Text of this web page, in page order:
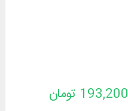
193,200 تومان